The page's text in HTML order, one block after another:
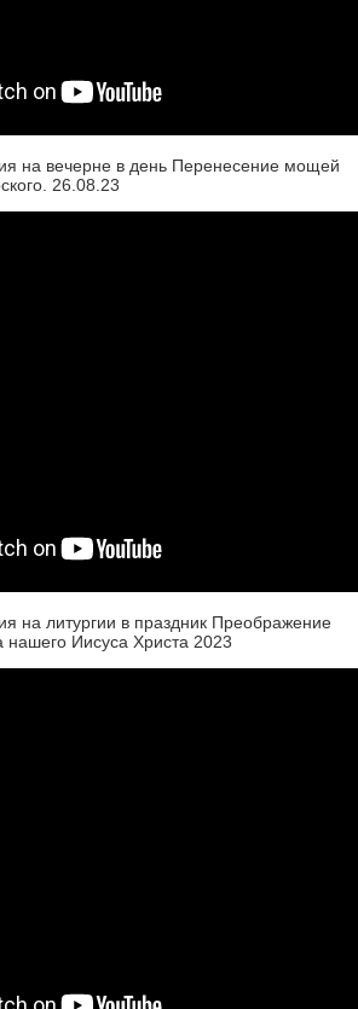
на вечерне в день Перенесение мощей
26.08.23
на литургии в праздник Преображение
нашего Иисуса Христа 2023